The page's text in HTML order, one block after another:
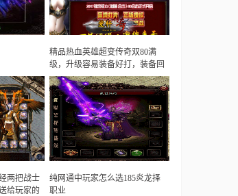
精品热血英雄超变传奇双80满
级，升级容易装备好打，装备回
收赞助，沙奖RMB卷
两把战士
给玩家的
纯网通中玩家怎么选185炎龙择
职业